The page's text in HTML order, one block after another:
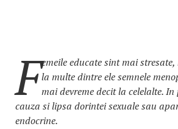
Femeile educate sint mai
la multe dintre ele semnele
mai devreme decit la celelalte.
cauza si lipsa dorintei sexuale sau
endocrine.